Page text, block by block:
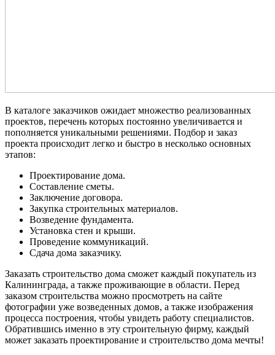
В каталоге заказчиков ожидает множество реализованных
проектов, перечень которых постоянно увеличивается и
пополняется уникальными решениями. Подбор и заказ
проекта происходит легко и быстро в несколько основных
этапов:
Проектирование дома.
Составление сметы.
Заключение договора.
Закупка строительных материалов.
Возведение фундамента.
Установка стен и крыши.
Проведение коммуникаций.
Сдача дома заказчику.
Заказать строительство дома сможет каждый покупатель из
Калининграда, а также проживающие в области. Перед
заказом строительства можно просмотреть на сайте
фотографии уже возведенных домов, а также изображения
процесса построения, чтобы увидеть работу специалистов.
Обратившись именно в эту строительную фирму, каждый
может заказать проектирование и строительство дома мечты!